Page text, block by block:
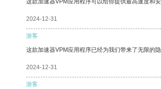
这款加速器VPM应用程序可以给你提供最高速度和安
2024-12-31
游客
这款加速器VPM应用程序已经为我们带来了无限的隐
2024-12-31
游客